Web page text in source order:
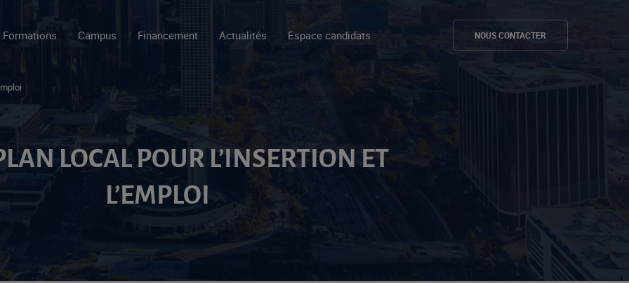
Formations Campus Financement Actualités Espace candidats NOUS CONTACTER
LOCAL POUR L’INSERTION ET
L’EMPLOI